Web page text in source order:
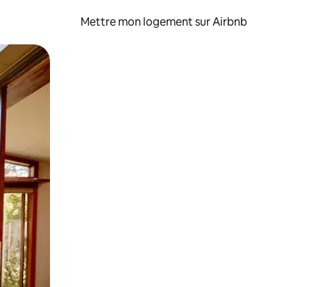
Mettre mon logement sur Airbnb
glisser.